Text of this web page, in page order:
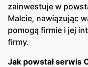
zainwestuje w
Malcie, nawiązując
pomogą firmie i jej
firmy.
Jak powstał serwis